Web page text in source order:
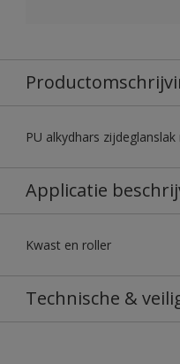
PU alkydhars
Applicatie
Kwast en roller
Technische &